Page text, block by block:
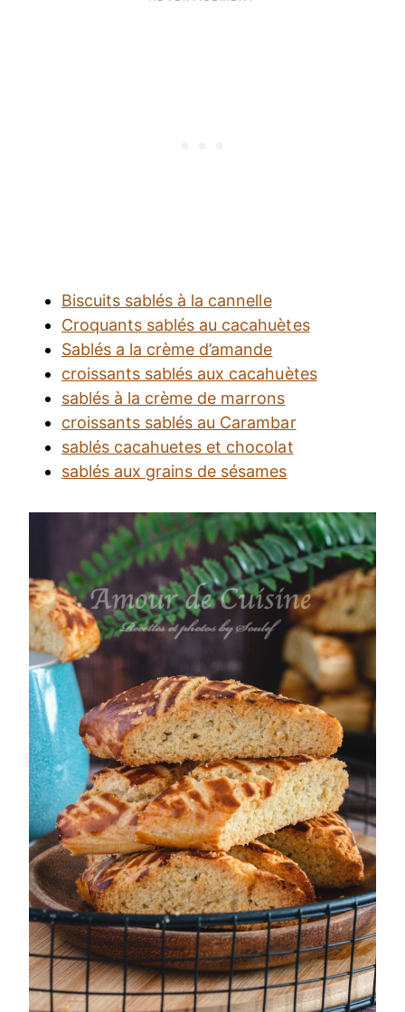
Biscuits sablés à la cannelle
Croquants sablés au cacahuètes
Sablés a la crème d’amande
croissants sablés aux cacahuètes
sablés à la crème de marrons
croissants sablés au Carambar
sablés cacahuetes et chocolat
sablés aux grains de sésames